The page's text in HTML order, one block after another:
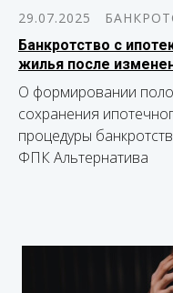
29.07.2025
Банкротство с
жилья после
О формировании
сохранения
процедуры
ФПК Альтернатива